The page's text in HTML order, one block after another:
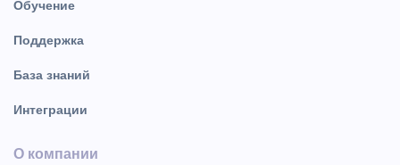
Обучение
Поддержка
База знаний
Интеграции
О компании